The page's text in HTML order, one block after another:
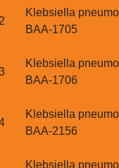
Klebsiella
BAA-1705
Klebsiella
BAA-1706
Klebsiella
BAA-2156
Klebsiella